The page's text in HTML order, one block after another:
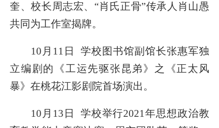
奎、校长周志宏、“肖氏正骨”传承人肖山愚
共同为工作室揭牌。
10月11日 学校图书馆副馆长张惠军独
立编剧的《工运先驱张昆弟》之《正太风
暴》在桃花江影剧院首场演出。
10月13日 学校举行2021年思想政治教